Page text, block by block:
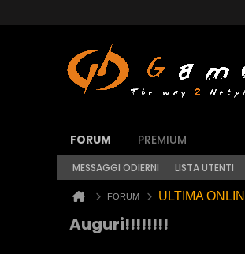
FORUM PREMIUM
MESSAGGI ODIERNI LISTA UTENTI
FORUM ULTIMA
Auguri!!!!!!!!